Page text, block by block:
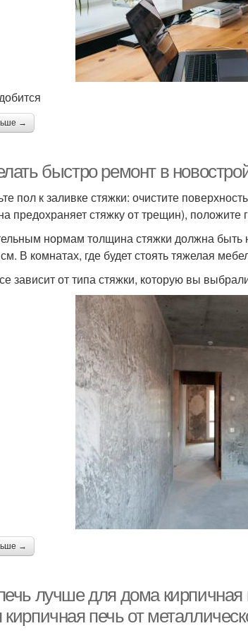
→
быстро ремонт в
пол к заливке стяжки: очистите
предохраняет стяжку от трещин), положите
нормам толщина стяжки должна быть
В комнатах, где будет стоять тяжелая
зависит от типа стяжки, которую вы
→
лучше для дома
кирпичная печь от